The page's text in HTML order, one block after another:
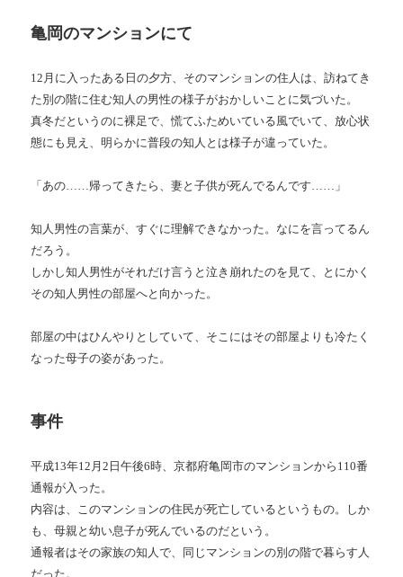
亀岡のマンションにて
12月に入ったある日の夕方、そのマンションの住人は、訪ねてき
た別の階に住む知人の男性の様子がおかしいことに気づいた。
真冬だというのに裸足で、慌てふためいている風でいて、放心状
態にも見え、明らかに普段の知人とは様子が違っていた。
「あの……帰ってきたら、妻と子供が死んでるんです……」
知人男性の言葉が、すぐに理解できなかった。なにを言ってるん
だろう。
しかし知人男性がそれだけ言うと泣き崩れたのを見て、とにかく
その知人男性の部屋へと向かった。
部屋の中はひんやりとしていて、そこにはその部屋よりも冷たく
なった母子の姿があった。
事件
平成13年12月2日午後6時、京都府亀岡市のマンションから110番
通報が入った。
内容は、このマンションの住民が死亡しているというもの。しか
も、母親と幼い息子が死んでいるのだという。
通報者はその家族の知人で、同じマンションの別の階で暮らす人
だった。